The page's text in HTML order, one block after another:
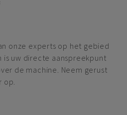
onze experts op het gebied
is uw directe aanspreekpunt
de machine. Neem gerust
op.